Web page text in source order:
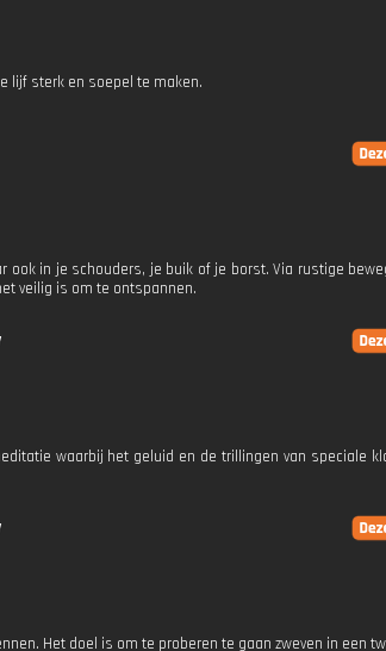
lijf sterk en soepel te maken.
in je schouders, je buik of je borst. Via rustige
veilig is om te ontspannen.
waarbij het geluid en de trillingen van speciale
Het doel is om te proberen te gaan zweven in een